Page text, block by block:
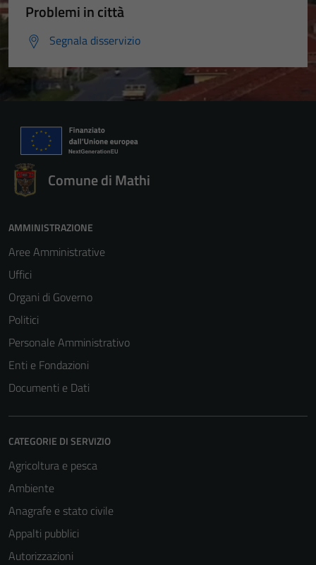
Problemi in città
Segnala disservizio
Comune di Mathi
AMMINISTRAZIONE
Aree Amministrative
Uffici
Organi di Governo
Politici
Personale Amministrativo
Enti e Fondazioni
Documenti e Dati
CATEGORIE DI SERVIZIO
Agricoltura e pesca
Ambiente
Anagrafe e stato civile
Appalti pubblici
Autorizzazioni
Questi cookie
non raccolgono
informazioni